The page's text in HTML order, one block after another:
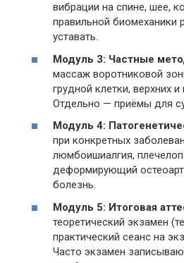
вибрации на спине, шее,
правильной биомеханики
уставать.
Модуль 3: Частные
массаж воротниковой
грудной клетки, верхних
Отдельно — приёмы для
Модуль 4:
при конкретных
люмбоишиалгия,
деформирующий
болезнь.
Модуль 5: Итоговая
теоретический экзамен
практический сеанс на
Часто экзамен